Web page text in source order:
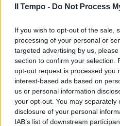
Il Tempo - Do Not Process
If you wish to opt-out of the sale,
processing of your personal or
targeted advertising by us,
section to confirm your selection.
opt-out request is processed you
interest-based ads based on
us or personal information
your opt-out. You may separately
disclosure of your personal
IAB’s list of downstream
Erika Menghi Quando lo
destro di Bolivar,
dell'Internacional, si è
sul ginocchio sinistro di
provocando la rottura
crociato anteriore,
laterale del Bahia stava
affondando sulla
c
13/01/2013